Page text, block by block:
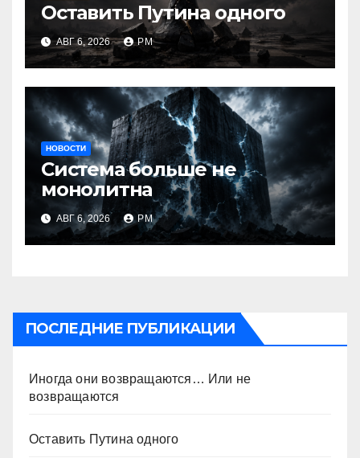
Оставить Путина одного
АВГ 6, 2026 РМ
НОВОСТИ
Система больше не
монолитна
АВГ 6, 2026 РМ
ПОСЛЕДНИЕ ПУБЛИКАЦИИ
Иногда они возвращаются… Или не
возвращаются
Оставить Путина одного